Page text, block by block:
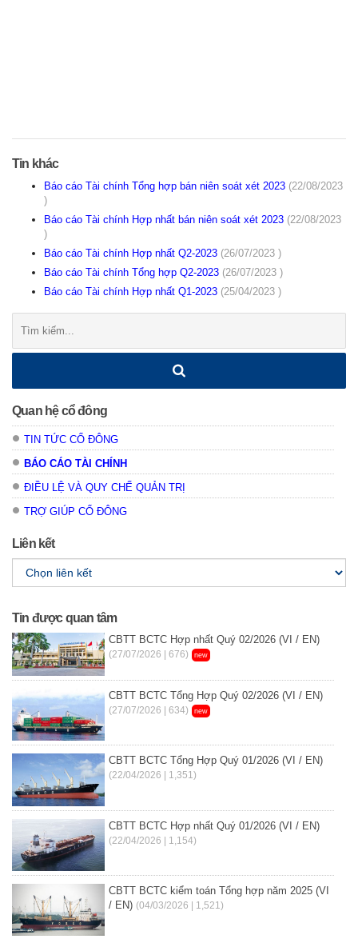
Tin khác
Báo cáo Tài chính Tổng hợp bán niên soát xét 2023 (22/08/2023
)
Báo cáo Tài chính Hợp nhất bán niên soát xét 2023 (22/08/2023
)
Báo cáo Tài chính Hợp nhất Q2-2023 (26/07/2023 )
Báo cáo Tài chính Tổng hợp Q2-2023 (26/07/2023 )
Báo cáo Tài chính Hợp nhất Q1-2023 (25/04/2023 )
kiếm:
Quan hệ cổ đông
TIN TỨC CỔ ĐÔNG
BÁO CÁO TÀI CHÍNH
ĐIỀU LỆ VÀ QUY CHẾ QUẢN TRỊ
TRỢ GIÚP CỔ ĐÔNG
Liên kết
Tin được quan tâm
CBTT BCTC Hợp nhất Quý 02/2026 (VI / EN)
(27/07/2026 | 676) new
CBTT BCTC Tổng Hợp Quý 02/2026 (VI / EN)
(27/07/2026 | 634) new
CBTT BCTC Tổng Hợp Quý 01/2026 (VI / EN)
(22/04/2026 | 1,351)
CBTT BCTC Hợp nhất Quý 01/2026 (VI / EN)
(22/04/2026 | 1,154)
CBTT BCTC kiểm toán Tổng hợp năm 2025 (VI
/ EN) (04/03/2026 | 1,521)